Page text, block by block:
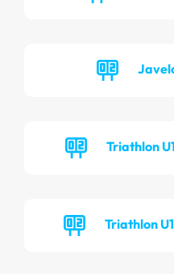
Triathlon
Triathlon